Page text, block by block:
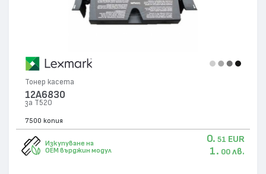
Тонер касета
12A6830
за T520
7500 копия
Изкупуване на
OEM върджин модул
0. 51 EUR
1. 00 лв.